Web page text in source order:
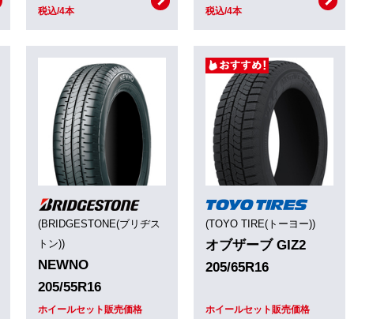
税込/4本 税込/4本
(BRIDGESTONE(ブリヂス
トン))
NEWNO
205/55R16
ホイールセット販売価格
(TOYO TIRE(トーヨー))
オブザーブ GIZ2
205/65R16
ホイールセット販売価格